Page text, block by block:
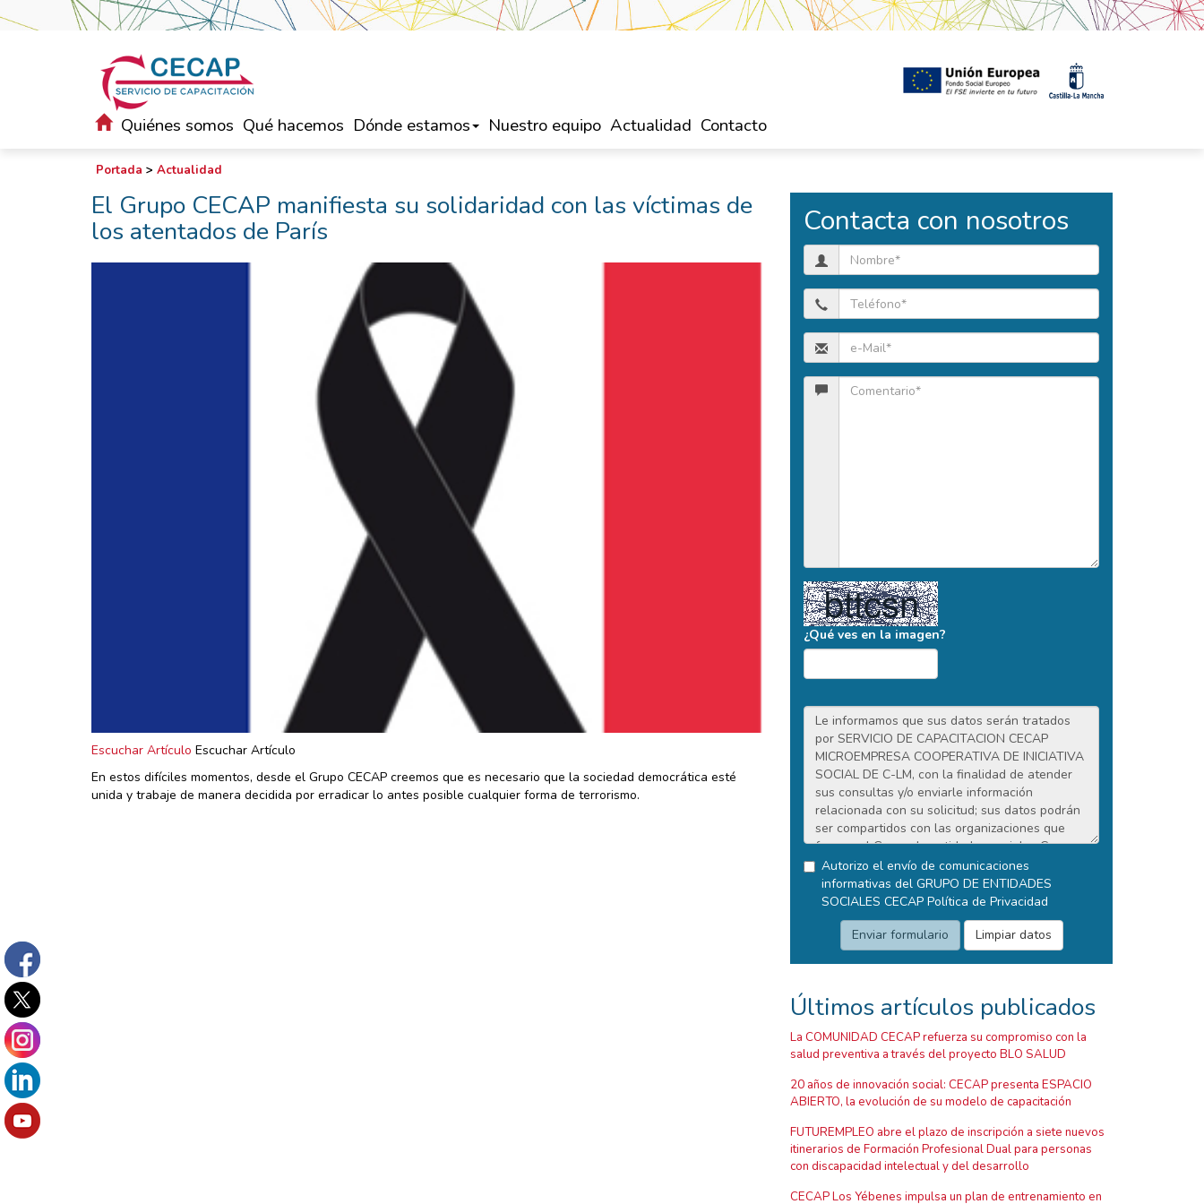
Quiénes somos Qué hacemos Dónde estamos Nuestro equipo Actualidad Contacto
Portada > Actualidad
El Grupo CECAP manifiesta su solidaridad con las víctimas de
los atentados de París
Escuchar Artículo Escuchar Artículo
En estos difíciles momentos, desde el Grupo CECAP creemos que es necesario que la sociedad democrática esté
unida y trabaje de manera decidida por erradicar lo antes posible cualquier forma de terrorismo.
Contacta con nosotros
¿Qué ves en la imagen?
Autorizo el envío de comunicaciones
informativas del GRUPO DE ENTIDADES
SOCIALES CECAP Política de Privacidad
Últimos artículos publicados
La COMUNIDAD CECAP refuerza su compromiso con la
salud preventiva a través del proyecto BLO SALUD
20 años de innovación social: CECAP presenta ESPACIO
ABIERTO, la evolución de su modelo de capacitación
FUTUREMPLEO abre el plazo de inscripción a siete nuevos
itinerarios de Formación Profesional Dual para personas
con discapacidad intelectual y del desarrollo
CECAP Los Yébenes impulsa un plan de entrenamiento en